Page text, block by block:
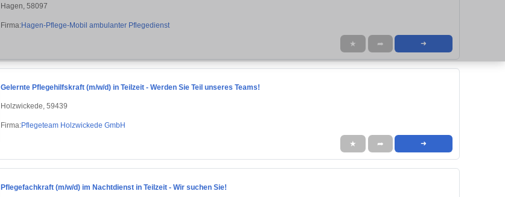
Hagen, 58097
Firma:Hagen-Pflege-Mobil ambulanter Pflegedienst
★ ➦ ➜
Gelernte Pflegehilfskraft (m/w/d) in Teilzeit - Werden Sie Teil unseres Teams!
Holzwickede, 59439
Firma:Pflegeteam Holzwickede GmbH
★ ➦ ➜
Pflegefachkraft (m/w/d) im Nachtdienst in Teilzeit - Wir suchen Sie!